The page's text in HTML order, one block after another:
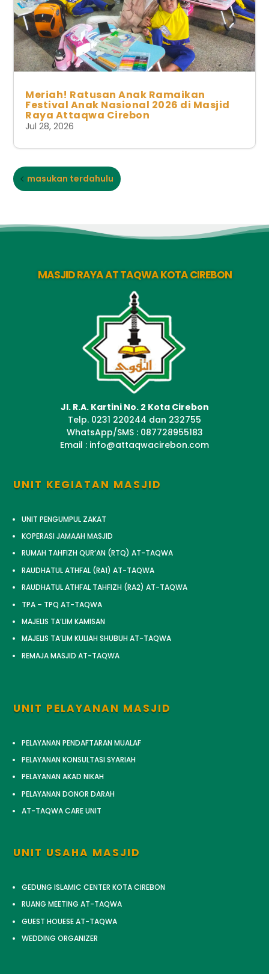
Meriah! Ratusan Anak Ramaikan
Festival Anak Nasional 2026 di Masjid
Raya Attaqwa Cirebon
Jul 28, 2026
masukan terdahulu
MASJID RAYA AT TAQWA KOTA CIREBON
Jl. R.A. Kartini No. 2 Kota Cirebon
Telp. 0231 220244 dan 232755
WhatsApp/SMS : 087728955183
Email : info@attaqwacirebon.com
UNIT KEGIATAN MASJID
UNIT PENGUMPUL ZAKAT
KOPERASI JAMAAH MASJID
RUMAH TAHFIZH QUR’AN (RTQ) AT-TAQWA
RAUDHATUL ATHFAL (RA1) AT-TAQWA
RAUDHATUL ATHFAL TAHFIZH (RA2) AT-TAQWA
TPA – TPQ AT-TAQWA
MAJELIS TA’LIM KAMISAN
MAJELIS TA’LIM KULIAH SHUBUH AT-TAQWA
REMAJA MASJID AT-TAQWA
UNIT PELAYANAN MASJID
PELAYANAN PENDAFTARAN MUALAF
PELAYANAN KONSULTASI SYARIAH
PELAYANAN AKAD NIKAH
PELAYANAN DONOR DARAH
AT-TAQWA CARE UNIT
UNIT USAHA MASJID
GEDUNG ISLAMIC CENTER KOTA CIREBON
RUANG MEETING AT-TAQWA
GUEST HOUESE AT-TAQWA
WEDDING ORGANIZER